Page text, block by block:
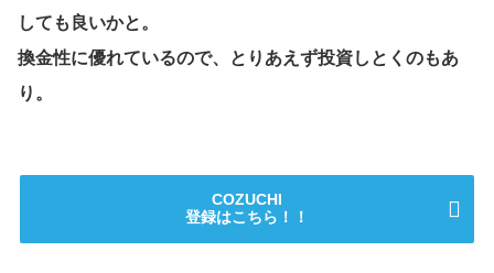
しても良いかと。
換金性に優れているので、とりあえず投資しとくのもあ
り。
COZUCHI
登録はこちら！！